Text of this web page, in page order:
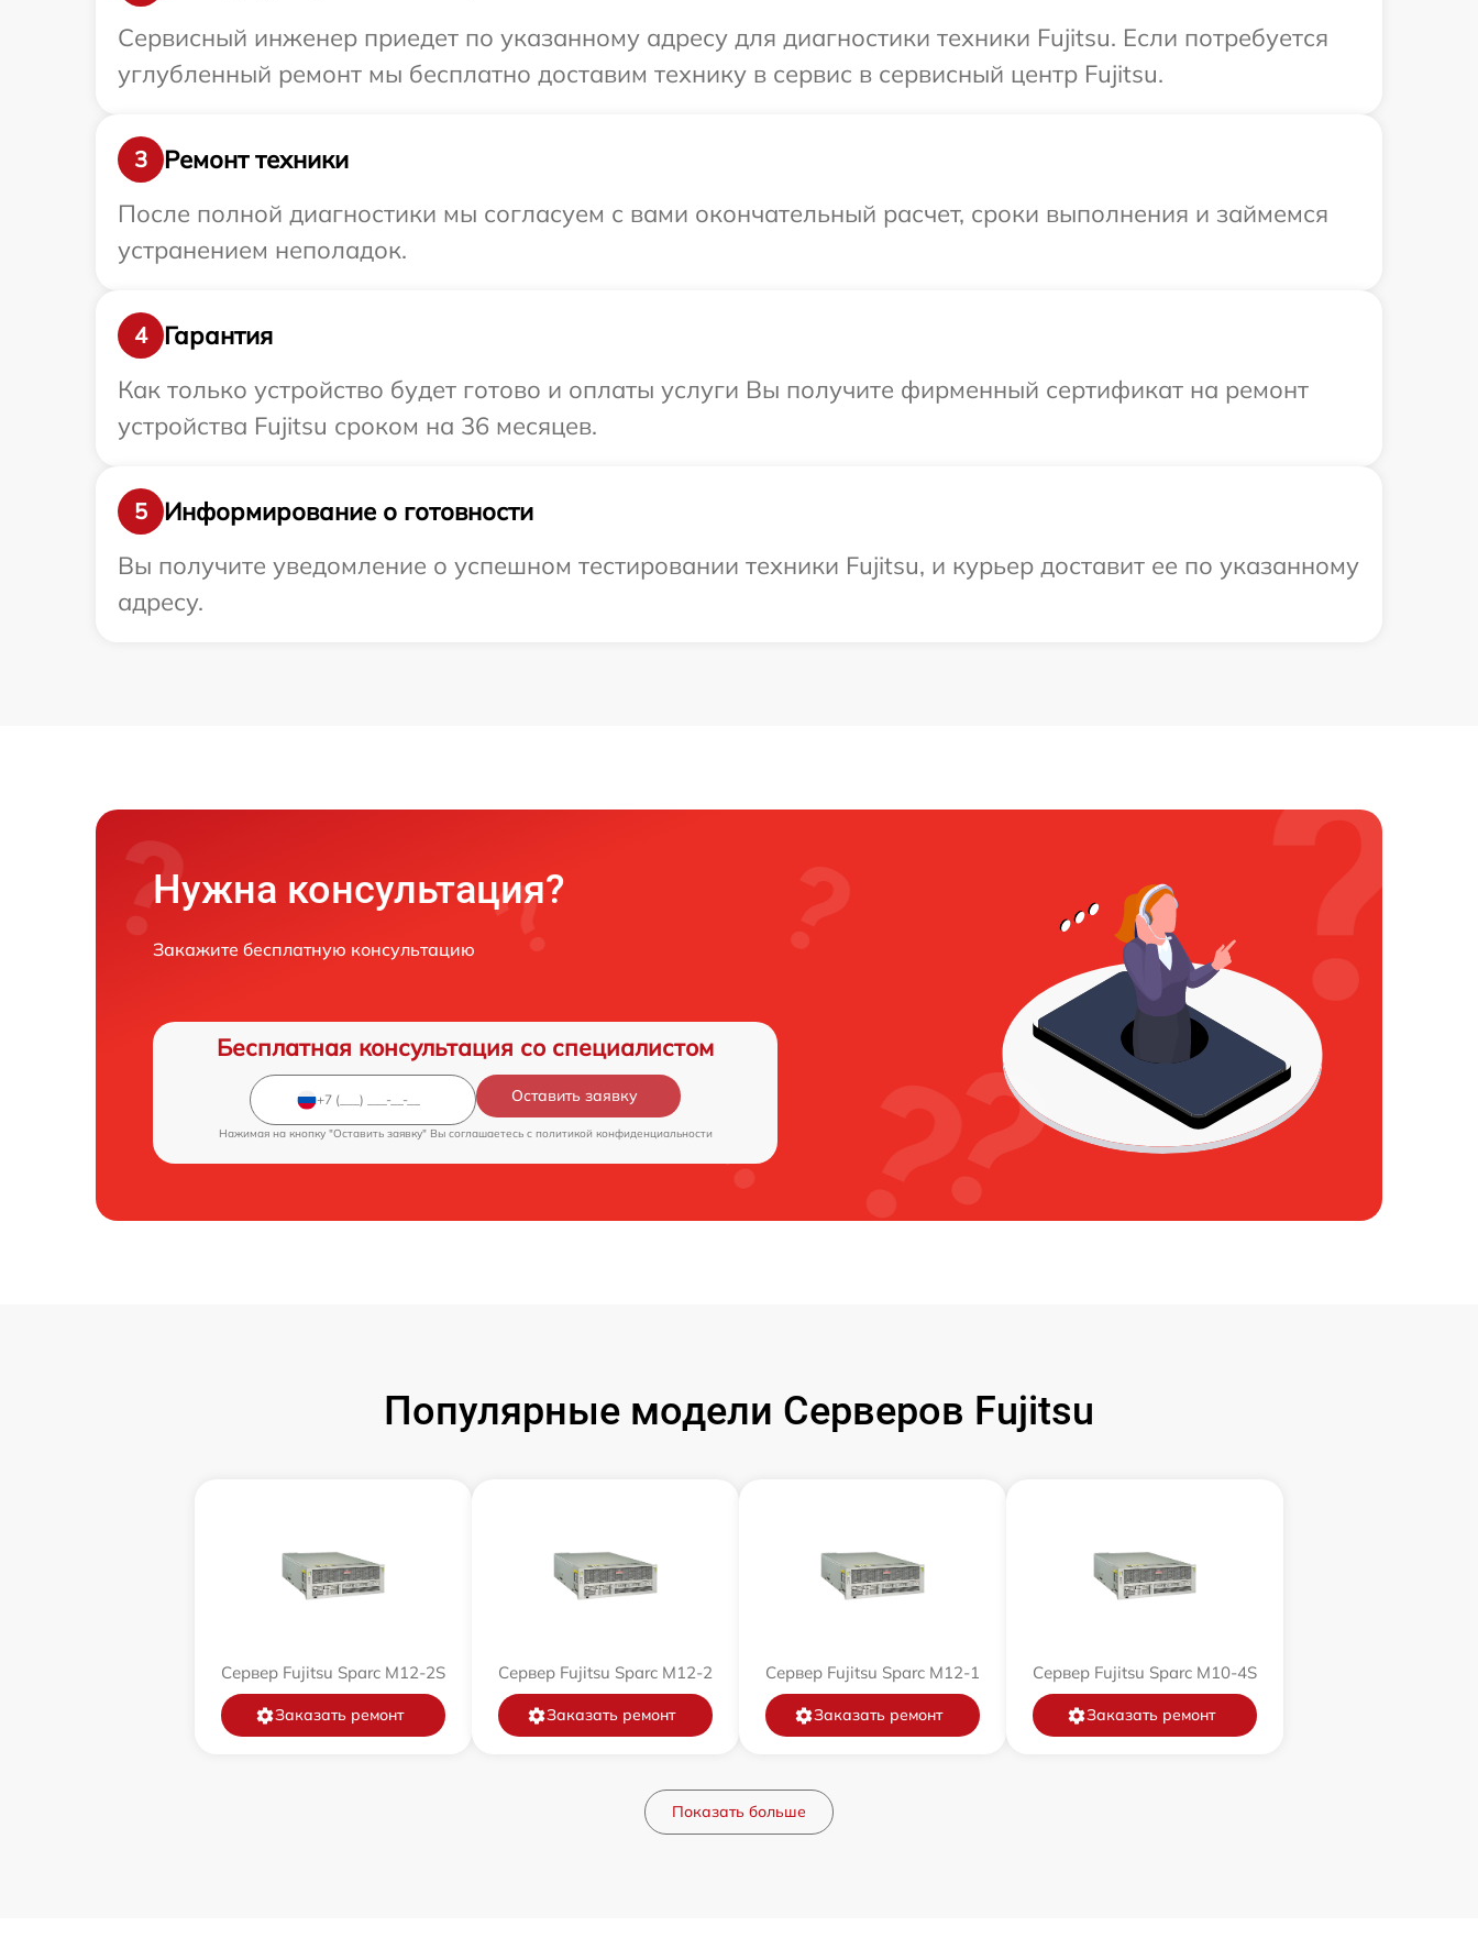
Сервисный инженер приедет по указанному адресу для диагностики техники Fujitsu. Если потребуется
углубленный ремонт мы бесплатно доставим технику в сервис в сервисный центр Fujitsu.
3
Ремонт техники
После полной диагностики мы согласуем с вами окончательный расчет, сроки выполнения и займемся
устранением неполадок.
4
Гарантия
Как только устройство будет готово и оплаты услуги Вы получите фирменный сертификат на ремонт
устройства Fujitsu сроком на 36 месяцев.
5
Информирование о готовности
Вы получите уведомление о успешном тестировании техники Fujitsu, и курьер доставит ее по указанному
адресу.
Нужна консультация?
Закажите бесплатную консультацию
Бесплатная консультация со специалистом
Оставить заявку
Нажимая на кнопку "Оставить заявку" Вы соглашаетесь c политикой конфиденциальности
Популярные модели Серверов Fujitsu
Сервер Fujitsu Sparc M12-2S
Заказать ремонт
Сервер Fujitsu Sparc M12-2
Заказать ремонт
Сервер Fujitsu Sparc M12-1
Заказать ремонт
Сервер Fujitsu Sparc M10-4S
Заказать ремонт
Показать больше